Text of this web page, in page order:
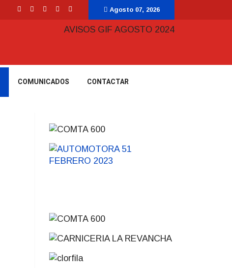
Agosto 07, 2026
COMUNICADOS CONTACTAR